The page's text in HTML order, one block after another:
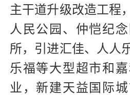
主干道升级改造工程
人民公园、仲恺纪
所，引进汇佳、人人
乐福等大型超市和
业，新建天益国际